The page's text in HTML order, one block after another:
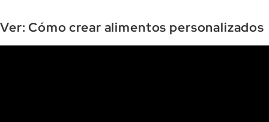
Ver: Cómo crear alimentos personalizados